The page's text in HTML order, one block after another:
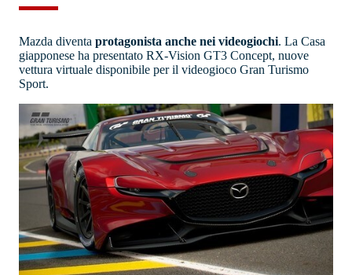
Mazda diventa protagonista anche nei videogiochi. La Casa
giapponese ha presentato RX-Vision GT3 Concept, nuove
vettura virtuale disponibile per il videogioco Gran Turismo
Sport.